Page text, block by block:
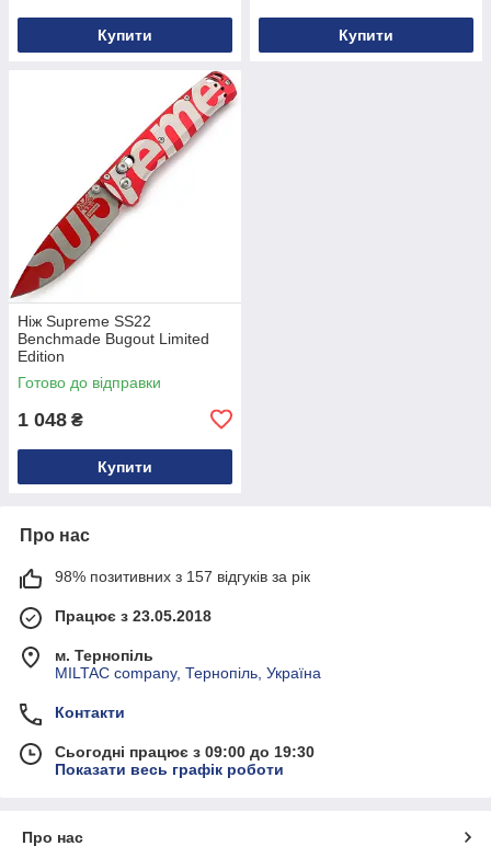
Купити Купити
Ніж Supreme SS22
Benchmade Bugout Limited
Edition
Готово до відправки
1 048 ₴
Купити
Про нас
98% позитивних з 157 відгуків за рік
Працює з 23.05.2018
м. Тернопіль
MILTAC company, Тернопіль, Україна
Контакти
Сьогодні працює з 09:00 до 19:30
Показати весь графік роботи
Про нас